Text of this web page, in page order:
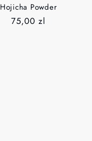
Hojicha Powder
Normaler
75,00 zl